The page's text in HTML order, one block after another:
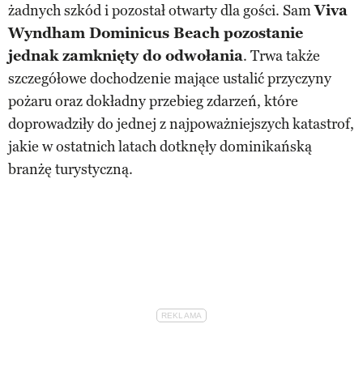
żadnych szkód i pozostał otwarty dla gości. SamViva
Wyndham Dominicus Beach pozostanie
jednak zamknięty do odwołania. Trwa także
szczegółowe dochodzenie mające ustalić przyczyny
pożaru oraz dokładny przebieg zdarzeń, które
doprowadziły do jednej z najpoważniejszych katastrof,
jakie w ostatnich latach dotknęły dominikańską
branżę turystyczną.